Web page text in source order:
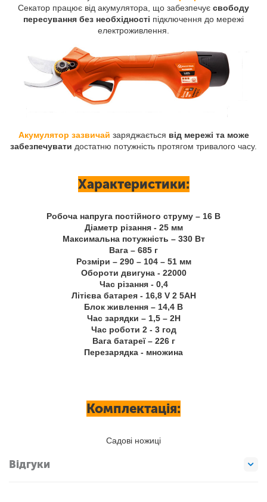
Секатор працює від акумулятора, що забезпечує свободу
пересування без необхідності підключення до мережі
електроживлення.
Акумулятор зазвичай заряджається від мережі та може
забезпечувати достатню потужність протягом тривалого часу.
Характеристики:
Робоча напруга постійного струму – 16 В
Діаметр різання - 25 мм
Максимальна потужність – 330 Вт
Вага – 685 г
Розміри – 290 – 104 – 51 мм
Обороти двигуна - 22000
Час різання - 0,4
Літієва батарея - 16,8 V 2 5AH
Блок живлення – 14,4 В
Час зарядки – 1,5 – 2Н
Час роботи 2 - 3 год
Вага батареї – 226 г
Перезарядка - множина
Комплектація:
Садові ножиці
Відгуки